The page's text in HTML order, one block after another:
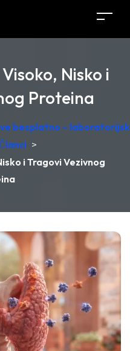
Nisko i
Proteina
besplatno –
>
i Tragovi Vezivnog